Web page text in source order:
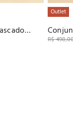
Outlet
R$498,